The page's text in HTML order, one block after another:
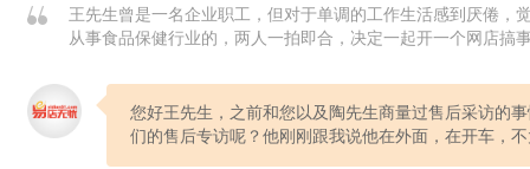
王先生曾是一名企业职工，但对于单调的工作生活感到厌倦
从事食品保健行业的，两人一拍即合，决定一起开一个网店搞
您好王先生，之前和您以及陶先生商量过售后采访的
们的售后专访呢？他刚刚跟我说他在外面，在开车，